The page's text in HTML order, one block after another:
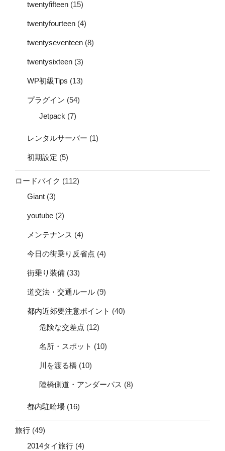
twentyfifteen (15)
twentyfourteen (4)
twentyseventeen (8)
twentysixteen (3)
WP初級Tips (13)
プラグイン (54)
Jetpack (7)
レンタルサーバー (1)
初期設定 (5)
ロードバイク (112)
Giant (3)
youtube (2)
メンテナンス (4)
今日の街乗り反省点 (4)
街乗り装備 (33)
道交法・交通ルール (9)
都内近郊要注意ポイント (40)
危険な交差点 (12)
名所・スポット (10)
川を渡る橋 (10)
陸橋側道・アンダーパス (8)
都内駐輪場 (16)
旅行 (49)
2014タイ旅行 (4)